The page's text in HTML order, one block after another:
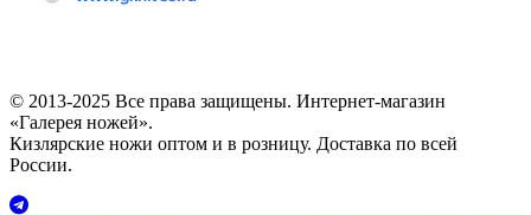
© 2013-2025 Все права защищены. Интернет-магазин
«Галерея ножей».
Кизлярские ножи оптом и в розницу. Доставка по всей
России.